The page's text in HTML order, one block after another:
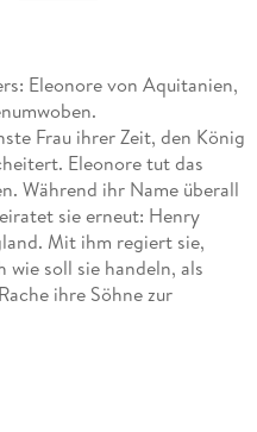
Eleonore von Aquitanien,
Frau ihrer Zeit, den König
Eleonore tut das
Während ihr Name überall
sie erneut: Henry
Mit ihm regiert sie,
soll sie handeln, als
ihre Söhne zur
Eleonore selbst ihr